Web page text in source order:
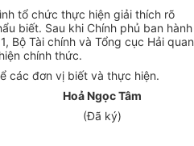
tổ chức thực hiện giải thích rõ
biết. Sau khi Chính phủ ban hành
Bộ Tài chính và Tổng cục Hải quan
chính thức.
các đơn vị biết và thực hiện.
Hoả Ngọc Tâm
(Đã ký)